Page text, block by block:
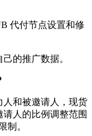
代付节点设置和修
的推广数据。
人和被邀请人，现货
人的比例调整范围
制。